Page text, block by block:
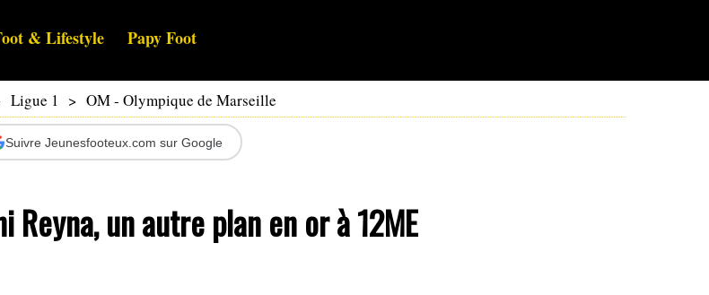
& Lifestyle Papy Foot
Ligue 1 > OM - Olympique de Marseille
Suivre Jeunesfooteux.com sur Google
Reyna, un autre plan en or à 12ME